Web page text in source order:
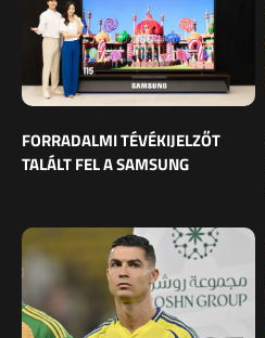
FORRADALMI TÉVÉKIJELZŐT
TALÁLT FEL A SAMSUNG